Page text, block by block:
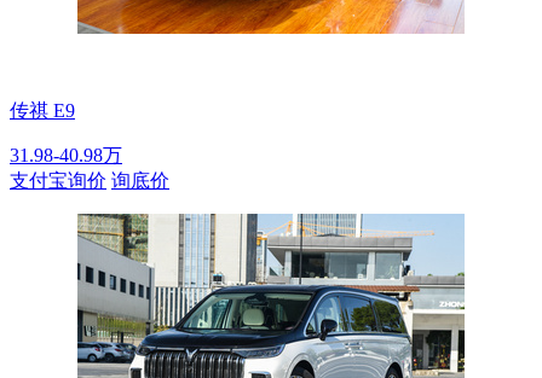
传祺 E9
31.98-40.98万
支付宝询价 询底价